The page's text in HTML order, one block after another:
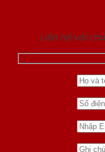
Liên hệ với